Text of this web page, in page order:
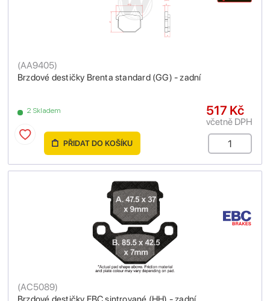
Brzdové destičky Brenta standard (GG) - zadní
(AA9405)
2 Skladem 517 Kč
včetně DPH
PŘIDAT DO KOŠÍKU
(AC5089)